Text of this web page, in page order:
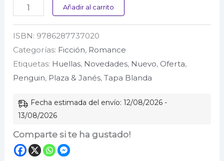
Preciosa
Añadir al carrito
ISBN: 9786287737020
Categorías: Ficción, Romance
Etiquetas: Huellas, Novedades, Nuevo, Oferta,
Penguin, Plaza & Janés,Tapa Blanda
Fecha estimada del envío: 12/08/2026 -
13/08/2026
Comparte si te ha gustado!